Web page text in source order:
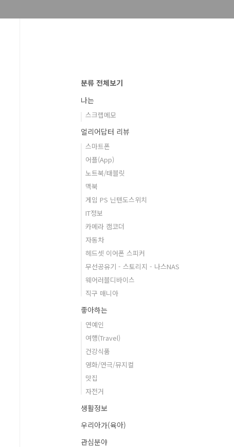
분류 전체보기
나는
스크랩메모
얼리어답터 리뷰
스마트폰
어플(App)
노트북/태블릿
맥북
게임 PS 닌텐도스위치
IT정보
카메라 캠코더
자동차
헤드셋 이어폰 스피커
무선공유기 - 스토리지 - 나스NAS
웨어러블디바이스
직구 매니아
좋아하는
연예인
여행(Travel)
건강식품
영화/연극/뮤지컬
맛집
자전거
생활정보
우리아가(육아)
관심분야